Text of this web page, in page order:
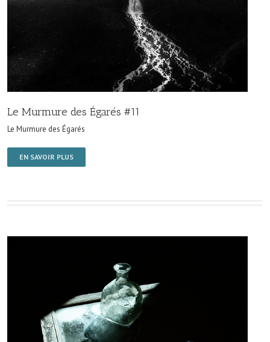
Le Murmure des Égarés #11
Le Murmure des Égarés
EN SAVOIR PLUS